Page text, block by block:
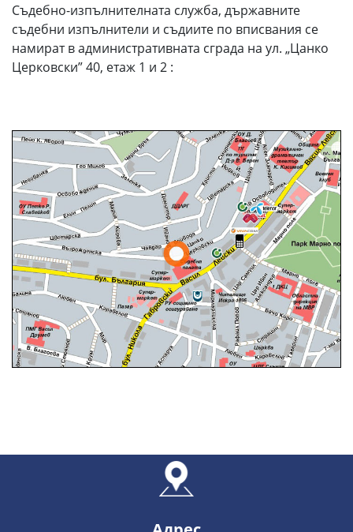
Съдебно-изпълнителната служба, държавните
съдебни изпълнители и съдиите по вписвания се
намират в административната сграда на ул. „Цанко
Церковски” 40, етаж 1 и 2 :